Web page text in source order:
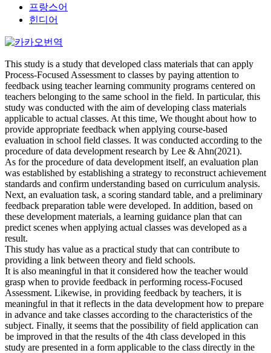
프랑스어
힌디어
This study is a study that developed class materials that can apply
Process-Focused Assessment to classes by paying attention to
feedback using teacher learning community programs centered on
teachers belonging to the same school in the field. In particular, this
study was conducted with the aim of developing class materials
applicable to actual classes. At this time, We thought about how to
provide appropriate feedback when applying course-based
evaluation in school field classes. It was conducted according to the
procedure of data development research by Lee & Ahn(2021).
As for the procedure of data development itself, an evaluation plan
was established by establishing a strategy to reconstruct achievement
standards and confirm understanding based on curriculum analysis.
Next, an evaluation task, a scoring standard table, and a preliminary
feedback preparation table were developed. In addition, based on
these development materials, a learning guidance plan that can
predict scenes when applying actual classes was developed as a
result.
This study has value as a practical study that can contribute to
providing a link between theory and field schools.
It is also meaningful in that it considered how the teacher would
grasp when to provide feedback in performing rocess-Focused
Assessment. Likewise, in providing feedback by teachers, it is
meaningful in that it reflects in the data development how to prepare
in advance and take classes according to the characteristics of the
subject. Finally, it seems that the possibility of field application can
be improved in that the results of the 4th class developed in this
study are presented in a form applicable to the class directly in the